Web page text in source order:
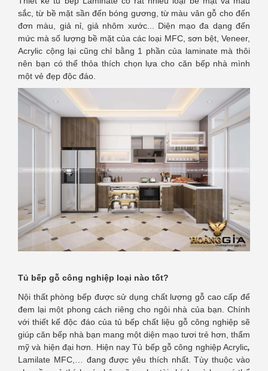
sắc, từ bề mặt sần đến bóng gương, từ màu vân gỗ cho đến
đơn màu, giả nỉ, giả nhôm xước... Diện mạo đa dạng đến
mức mà số lượng bề mặt của các loại MFC, sơn bệt, Veneer,
Acrylic cộng lại cũng chỉ bằng 1 phần của laminate mà thôi
nên bạn có thể thỏa thích chọn lựa cho căn bếp nhà mình
một vẻ đẹp độc đáo.
Tủ bếp gỗ công nghiệp loại nào tốt?
Nội thất phòng bếp được sử dụng chất lượng gỗ cao cấp để
đem lại một phong cách riêng cho ngôi nhà của bạn. Chính
với thiết kế độc đáo của tủ bếp chất liệu gỗ công nghiệp sẽ
giúp căn bếp nhà bạn mang một diện mạo tươi trẻ hơn, thẩm
mỹ và hiện đại hơn. Hiện nay Tủ bếp gỗ công nghiệp Acrylic,
Lamilate MFC,… đang được yêu thích nhất. Tùy thuộc vào